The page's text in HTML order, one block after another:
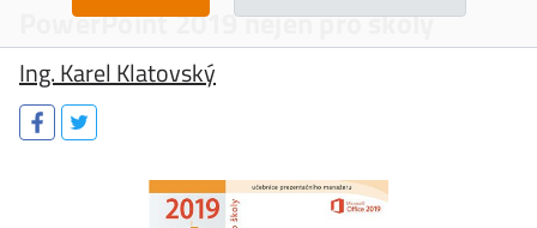
PowerPoint 2019 nejen pro školy
Ing. Karel Klatovský